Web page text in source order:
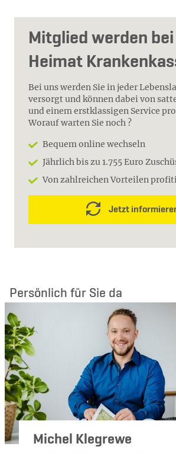
Mitglied werden
Heimat
Bei uns werden Sie in jeder
versorgt und können dabei von
und einem erstklassigen Service
Worauf warten Sie noch ?
Bequem online wechseln
Jährlich bis zu 1.755 Euro
Von zahlreichen Vorteilen
Jetzt
Persönlich für Sie da
Michel Klegrewe